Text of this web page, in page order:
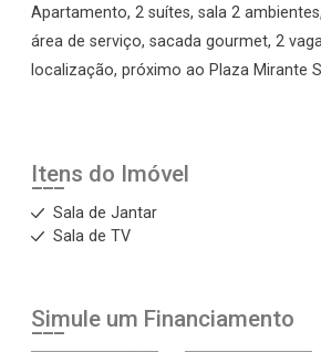
Apartamento, 2 suítes, sala 2
área de serviço, sacada gourmet, 2
localização, próximo ao Plaza Mirante
Itens do Imóvel
Sala de Jantar
Sala de TV
Simule um Financiamento